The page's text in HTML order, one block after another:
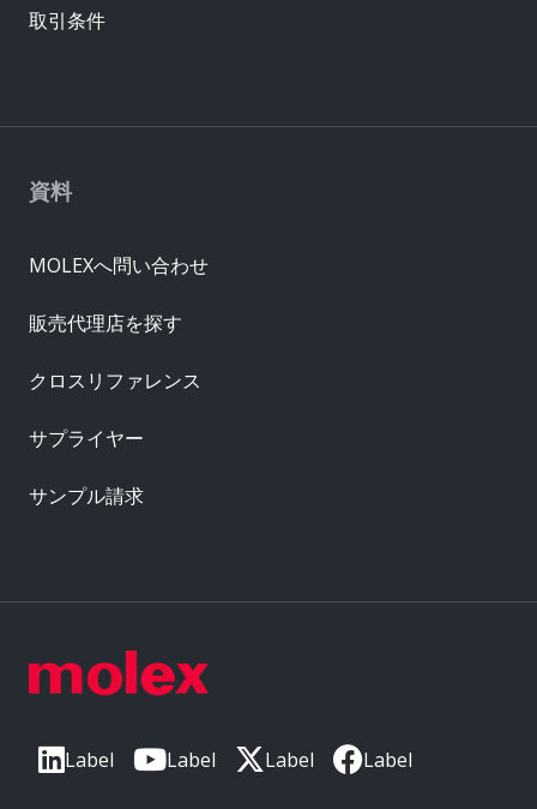
Label Label Label Label
資料
MOLEXへ問い合わせ
販売代理店を探す
クロスリファレンス
サプライヤー
サンプル請求
取引条件